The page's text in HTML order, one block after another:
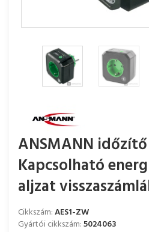
ANSMANN időzítő
Kapcsolható
aljzat
Cikkszám:AES1-ZW
Gyártói cikkszám:5024063